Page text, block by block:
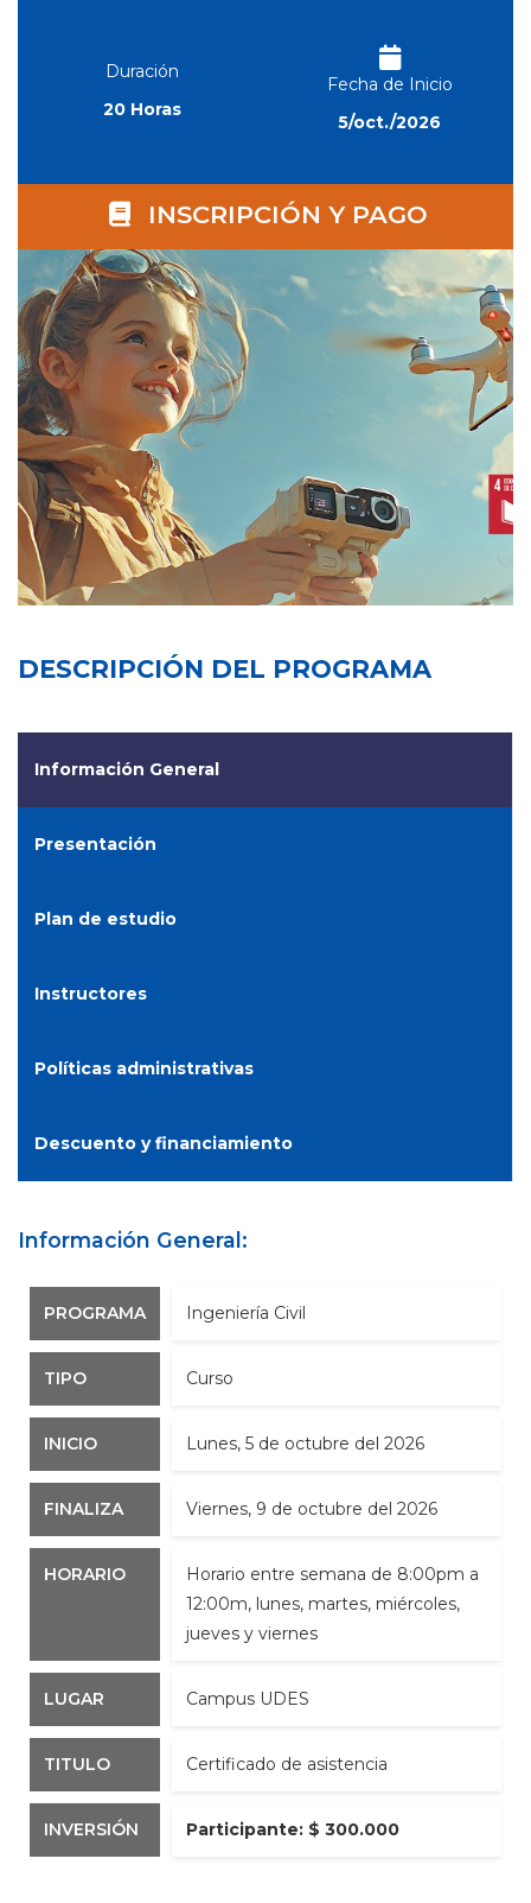
Duración
20 Horas
Fecha de Inicio
5/oct./2026
INSCRIPCIÓN Y PAGO
DESCRIPCIÓN DEL PROGRAMA
Información General
Presentación
Plan de estudio
Instructores
Políticas administrativas
Descuento y financiamiento
Información General:
PROGRAMA Ingeniería Civil
TIPO Curso
INICIO lunes, 5 de octubre del 2026
FINALIZA viernes, 9 de octubre del 2026
HORARIO
Horario entre semana de 8:00pm a
12:00m, lunes, martes, miércoles,
jueves y viernes
LUGAR Campus UDES
TITULO Certificado de asistencia
INVERSIÓN Participante: $ 300.000